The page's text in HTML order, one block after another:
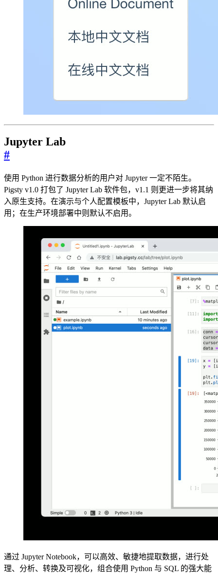
Jupyter Lab
#
使用 Python 进行数据分析的用户对 Jupyter 一定不陌生。
Pigsty v1.0 打包了 Jupyter Lab 软件包，v1.1 则更进一步将其纳
入原生支持。在演示与个人配置模板中，Jupyter Lab 默认启
用；在生产环境部署中则默认不启用。
通过 Jupyter Notebook，可以高效、敏捷地提取数据，进行处
理、分析、转换及可视化，组合使用 Python 与 SQL 的强大能